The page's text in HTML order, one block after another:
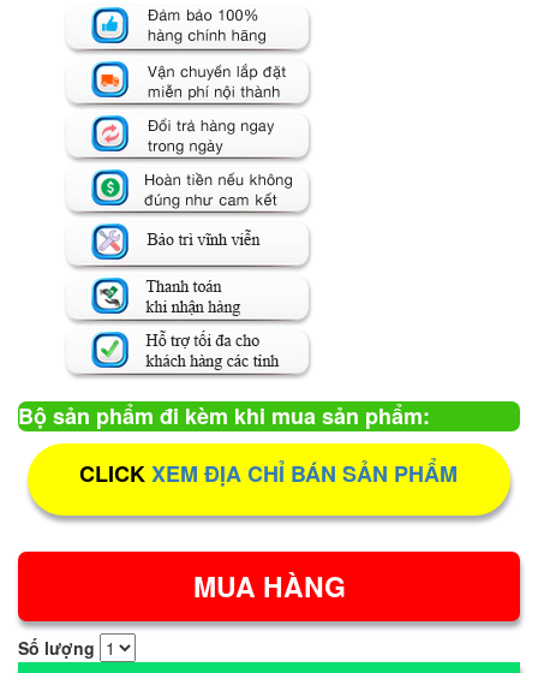
Bộ sản phẩm đi kèm khi mua sản phẩm:
CLICKXEM ĐỊA CHỈ BÁN SẢN PHẨM
Số lượng